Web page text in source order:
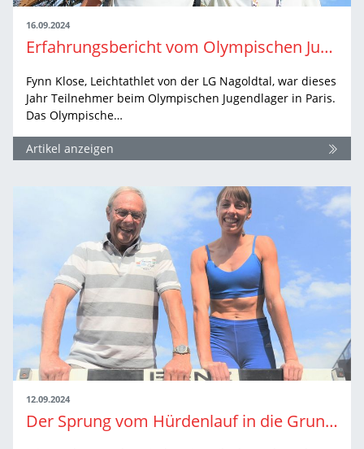
16.09.2024
Erfahrungsbericht vom Olympischen Jugendlager
Fynn Klose, Leichtathlet von der LG Nagoldtal, war dieses
Jahr Teilnehmer beim Olympischen Jugendlager in Paris.
Das Olympische…
Artikel anzeigen
12.09.2024
Der Sprung vom Hürdenlauf in die Grundschule: Carolina Krafzik’s Karriereende